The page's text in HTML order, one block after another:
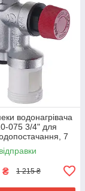
водонагрівача
075 3/4" для
7
₴ 1 215 ₴